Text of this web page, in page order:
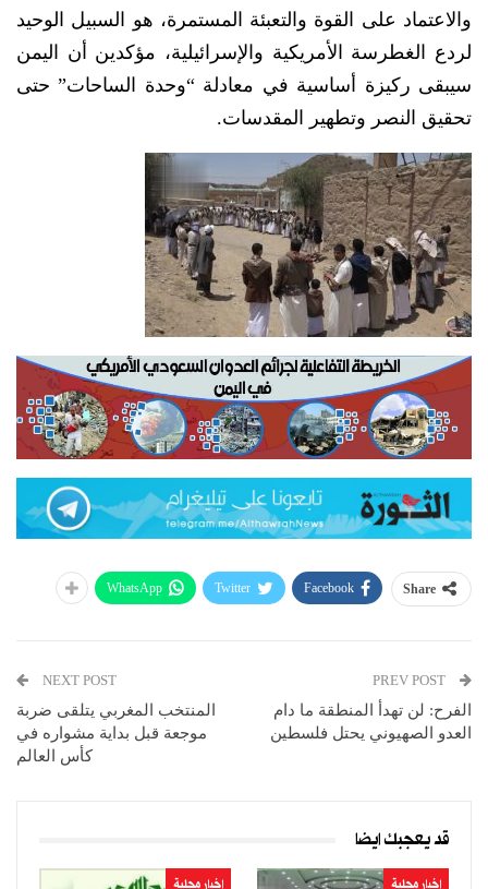
والاعتماد على القوة والتعبئة المستمرة، هو السبيل الوحيد
لردع الغطرسة الأمريكية والإسرائيلية، مؤكدين أن اليمن
سيبقى ركيزة أساسية في معادلة “وحدة الساحات” حتى
تحقيق النصر وتطهير المقدسات.
Share
Facebook
Twitter
WhatsApp
الفرح: لن تهدأ المنطقة ما دام
العدو الصهيوني يحتل فلسطين
NEXT POST
المنتخب المغربي يتلقى ضربة
موجعة قبل بداية مشواره في
كأس العالم
قد يعجبك ايضا
اخبار محلية اخبار محلية